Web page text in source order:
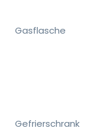
Gasflasche
Gefrierschrank